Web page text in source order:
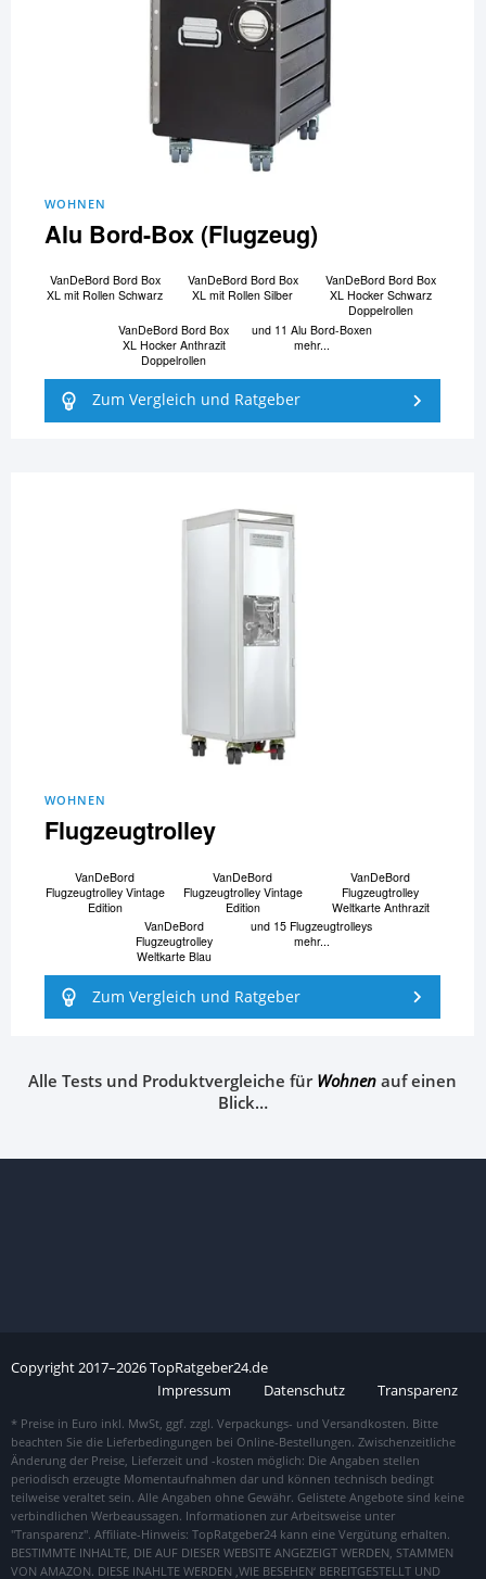
WOHNEN
Alu Bord-Box (Flugzeug)
VanDeBord Bord Box
XL mit Rollen Schwarz
VanDeBord Bord Box
XL mit Rollen Silber
VanDeBord Bord Box
XL Hocker Schwarz
Doppelrollen
VanDeBord Bord Box
XL Hocker Anthrazit
Doppelrollen
und 11 Alu Bord-Boxen
mehr...
Zum Vergleich und Ratgeber
WOHNEN
Flugzeugtrolley
VanDeBord
Flugzeugtrolley Vintage
Edition
VanDeBord
Flugzeugtrolley Vintage
Edition
VanDeBord
Flugzeugtrolley
Weltkarte Anthrazit
VanDeBord
Flugzeugtrolley
Weltkarte Blau
und 15 Flugzeugtrolleys
mehr...
Zum Vergleich und Ratgeber
Alle Tests und Produktvergleiche fürWohnenauf einen
Blick…
Copyright2017–2026TopRatgeber24.de
Impressum
Datenschutz Transparenz